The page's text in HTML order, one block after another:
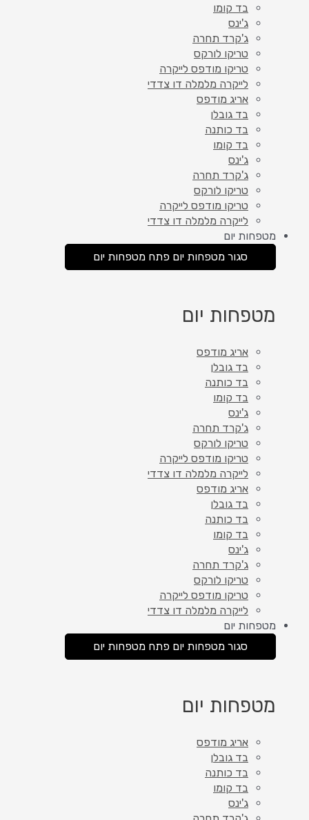
בד קומו
ג'ינס
ג'קרד תחרה
טריקו לורקס
טריקו מודפס לייקרה
לייקרה מלמלה דו צדדי
אריג מודפס
בד גובלן
בד כותנה
בד קומו
ג'ינס
ג'קרד תחרה
טריקו לורקס
טריקו מודפס לייקרה
לייקרה מלמלה דו צדדי
מטפחות יום
סגור מטפחות יום פתח מטפחות יום
מטפחות יום
אריג מודפס
בד גובלן
בד כותנה
בד קומו
ג'ינס
ג'קרד תחרה
טריקו לורקס
טריקו מודפס לייקרה
לייקרה מלמלה דו צדדי
אריג מודפס
בד גובלן
בד כותנה
בד קומו
ג'ינס
ג'קרד תחרה
טריקו לורקס
טריקו מודפס לייקרה
לייקרה מלמלה דו צדדי
מטפחות יום
סגור מטפחות יום פתח מטפחות יום
מטפחות יום
אריג מודפס
בד גובלן
בד כותנה
בד קומו
ג'ינס